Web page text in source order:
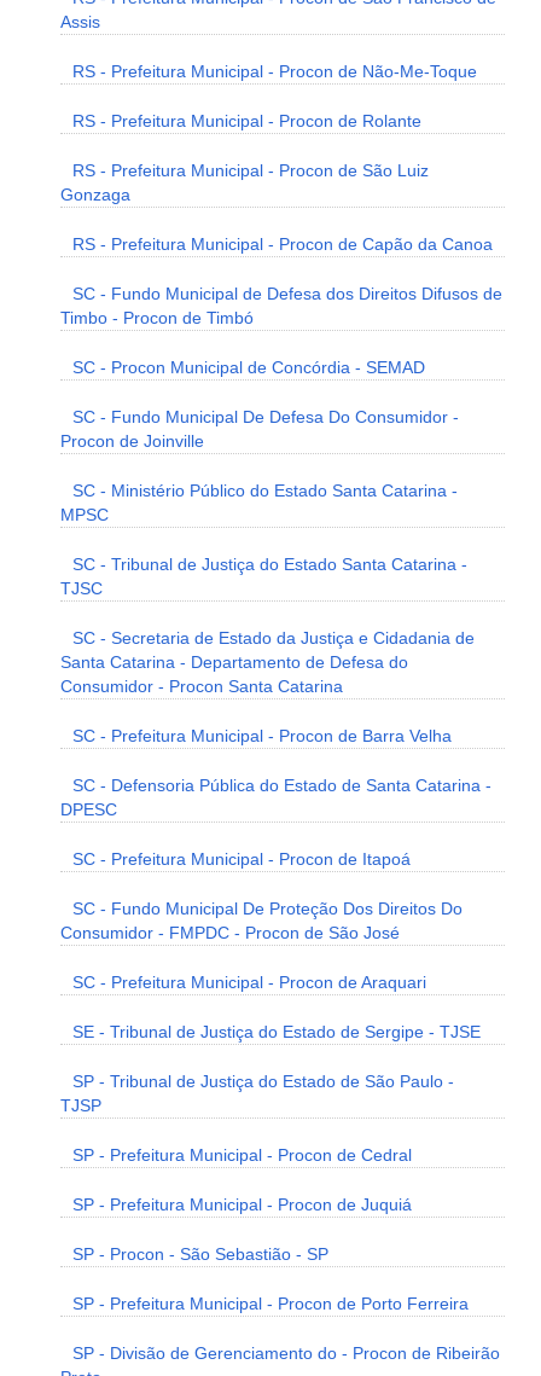
Assis
RS - Prefeitura Municipal - Procon de Não-Me-Toque
RS - Prefeitura Municipal - Procon de Rolante
RS - Prefeitura Municipal - Procon de São Luiz
Gonzaga
RS - Prefeitura Municipal - Procon de Capão da Canoa
SC - Fundo Municipal de Defesa dos Direitos Difusos de
Timbo - Procon de Timbó
SC - Procon Municipal de Concórdia - SEMAD
SC - Fundo Municipal De Defesa Do Consumidor -
Procon de Joinville
SC - Ministério Público do Estado Santa Catarina -
MPSC
SC - Tribunal de Justiça do Estado Santa Catarina -
TJSC
SC - Secretaria de Estado da Justiça e Cidadania de
Santa Catarina - Departamento de Defesa do
Consumidor - Procon Santa Catarina
SC - Prefeitura Municipal - Procon de Barra Velha
SC - Defensoria Pública do Estado de Santa Catarina -
DPESC
SC - Prefeitura Municipal - Procon de Itapoá
SC - Fundo Municipal De Proteção Dos Direitos Do
Consumidor - FMPDC - Procon de São José
SC - Prefeitura Municipal - Procon de Araquari
SE - Tribunal de Justiça do Estado de Sergipe - TJSE
SP - Tribunal de Justiça do Estado de São Paulo -
TJSP
SP - Prefeitura Municipal - Procon de Cedral
SP - Prefeitura Municipal - Procon de Juquiá
SP - Procon - São Sebastião - SP
SP - Prefeitura Municipal - Procon de Porto Ferreira
SP - Divisão de Gerenciamento do - Procon de Ribeirão